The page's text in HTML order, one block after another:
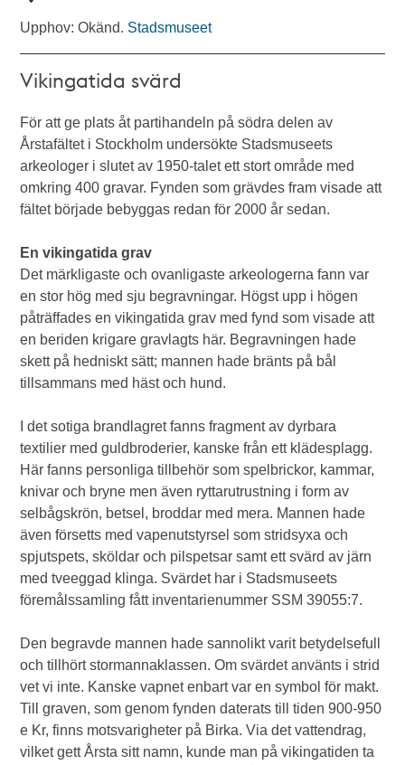
Upphov: Okänd. Stadsmuseet
Vikingatida svärd
För att ge plats åt partihandeln på södra delen av
Årstafältet i Stockholm undersökte Stadsmuseets
arkeologer i slutet av 1950-talet ett stort område med
omkring 400 gravar. Fynden som grävdes fram visade att
fältet började bebyggas redan för 2000 år sedan.
En vikingatida grav
Det märkligaste och ovanligaste arkeologerna fann var
en stor hög med sju begravningar. Högst upp i högen
påträffades en vikingatida grav med fynd som visade att
en beriden krigare gravlagts här. Begravningen hade
skett på hedniskt sätt; mannen hade bränts på bål
tillsammans med häst och hund.
I det sotiga brandlagret fanns fragment av dyrbara
textilier med guldbroderier, kanske från ett klädesplagg.
Här fanns personliga tillbehör som spelbrickor, kammar,
knivar och bryne men även ryttarutrustning i form av
selbågskrön, betsel, broddar med mera. Mannen hade
även försetts med vapenutstyrsel som stridsyxa och
spjutspets, sköldar och pilspetsar samt ett svärd av järn
med tveeggad klinga. Svärdet har i Stadsmuseets
föremålssamling fått inventarienummer SSM 39055:7.
Den begravde mannen hade sannolikt varit betydelsefull
och tillhört stormannaklassen. Om svärdet använts i strid
vet vi inte. Kanske vapnet enbart var en symbol för makt.
Till graven, som genom fynden daterats till tiden 900-950
e Kr, finns motsvarigheter på Birka. Via det vattendrag,
vilket gett Årsta sitt namn, kunde man på vikingatiden ta